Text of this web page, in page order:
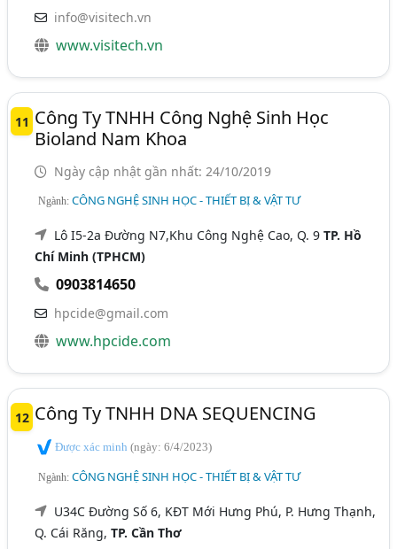
info@visitech.vn
www.visitech.vn
11 Công Ty TNHH Công Nghệ Sinh Học
Bioland Nam Khoa
Ngày cập nhật gần nhất: 24/10/2019
Ngành:CÔNG NGHỆ SINH HỌC - THIẾT BỊ & VẬT TƯ
Lô I5-2a Đường N7,Khu Công Nghệ Cao, Q. 9TP. Hồ
Chí Minh (TPHCM)
0903814650
hpcide@gmail.com
www.hpcide.com
12 Công Ty TNHH DNA SEQUENCING
Được xác minh(ngày: 6/4/2023)
Ngành:CÔNG NGHỆ SINH HỌC - THIẾT BỊ & VẬT TƯ
U34C Đường Số 6, KĐT Mới Hưng Phú, P. Hưng Thạnh,
Q. Cái Răng,TP. Cần Thơ